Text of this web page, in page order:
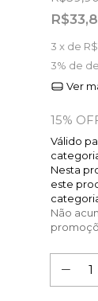
3 x de
3% de
Ver
15%
Válido
Nesta
este
Não